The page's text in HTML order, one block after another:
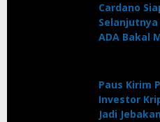
Cardano
ADA Bakal
Paus Kirim
Investor
Jadi